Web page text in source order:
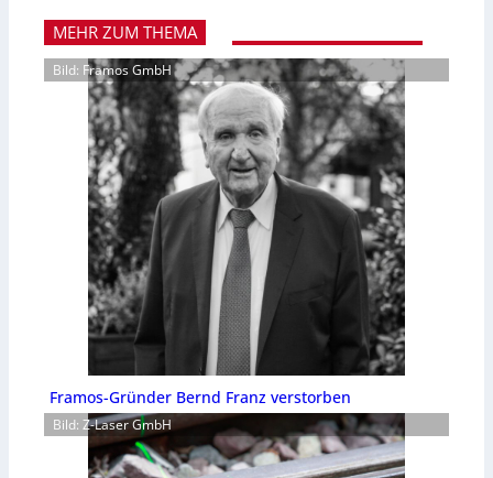
MEHR ZUM THEMA
Bild: Framos GmbH
Framos-Gründer Bernd Franz verstorben
Bild: Z-Laser GmbH